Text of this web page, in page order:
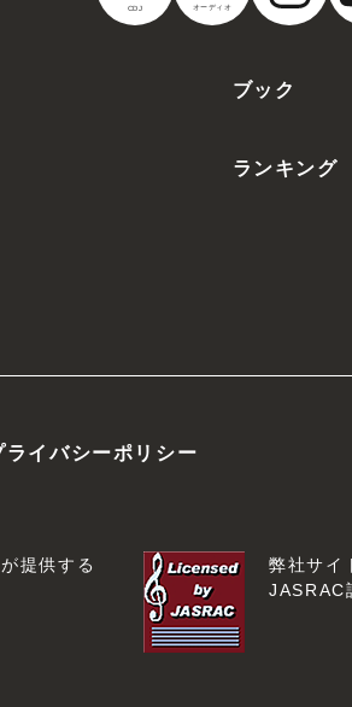
CDJ オーディオ
ブック
ランキング
ライバシーポリシー
提供する
弊社サイ
JASRAC